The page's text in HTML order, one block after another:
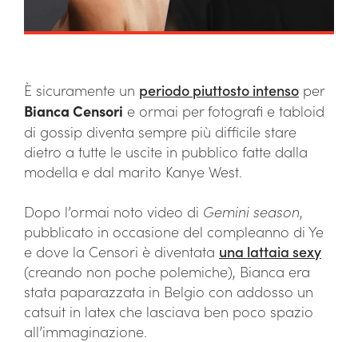
È sicuramente un periodo piuttosto intenso per
Bianca Censori e ormai per fotografi e tabloid
di gossip diventa sempre più difficile stare
dietro a tutte le uscite in pubblico fatte dalla
modella e dal marito Kanye West.
Dopo l’ormai noto video di Gemini season,
pubblicato in occasione del compleanno di Ye
e dove la Censori è diventata una lattaia sexy
(creando non poche polemiche), Bianca era
stata paparazzata in Belgio con addosso un
catsuit in latex che lasciava ben poco spazio
all’immaginazione.